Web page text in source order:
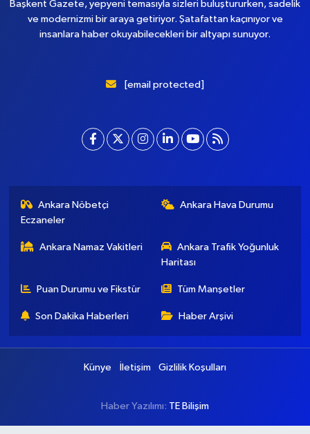
ve modernizmi bir araya getiriyor. Şatafattan kaçınıyor ve
[email protected]
Eczaneler
Ankara Namaz Vakitleri
Ankara Trafik Yoğunluk